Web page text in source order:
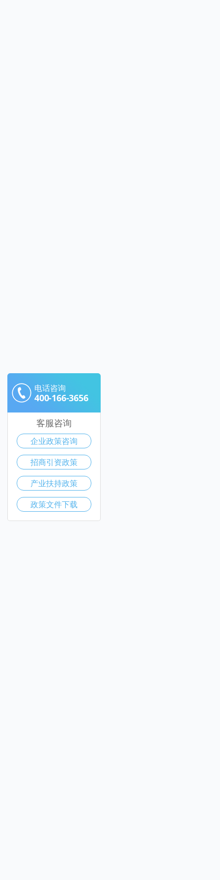
电话咨询
400-166-3656
客服咨询
企业政策咨询
招商引资政策
产业扶持政策
政策文件下载